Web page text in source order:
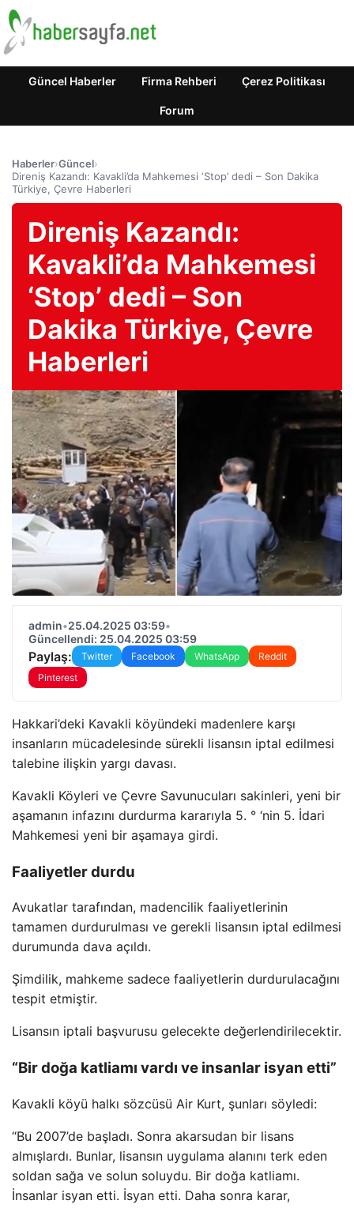
Güncel Haberler Firma Rehberi Çerez Politikası
Forum
Haberler›Güncel›
Direniş Kazandı: Kavakli’da Mahkemesi ‘Stop’ dedi – Son Dakika
Türkiye, Çevre Haberleri
Direniş Kazandı:
Kavakli’da Mahkemesi
‘Stop’ dedi – Son
Dakika Türkiye, Çevre
Haberleri
admin•25.04.2025 03:59•
Güncellendi: 25.04.2025 03:59
Paylaş: Twitter Facebook WhatsApp
Reddit
Pinterest
Hakkari’deki Kavakli köyündeki madenlere karşı
insanların mücadelesinde sürekli lisansın iptal edilmesi
talebine ilişkin yargı davası.
Kavakli Köyleri ve Çevre Savunucuları sakinleri, yeni bir
aşamanın infazını durdurma kararıyla 5. ° ‘nin 5. İdari
Mahkemesi yeni bir aşamaya girdi.
Faaliyetler durdu
Avukatlar tarafından, madencilik faaliyetlerinin
tamamen durdurulması ve gerekli lisansın iptal edilmesi
durumunda dava açıldı.
Şimdilik, mahkeme sadece faaliyetlerin durdurulacağını
tespit etmiştir.
Lisansın iptali başvurusu gelecekte değerlendirilecektir.
“Bir doğa katliamı vardı ve insanlar isyan etti”
Kavakli köyü halkı sözcüsü Air Kurt, şunları söyledi:
“Bu 2007’de başladı. Sonra akarsudan bir lisans
almışlardı. Bunlar, lisansın uygulama alanını terk eden
soldan sağa ve solun soluydu. Bir doğa katliamı.
İnsanlar isyan etti. İsyan etti. Daha sonra karar,